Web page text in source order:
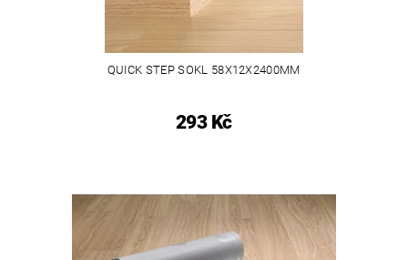
QUICK STEP SOKL 58X12X2400MM
293 Kč